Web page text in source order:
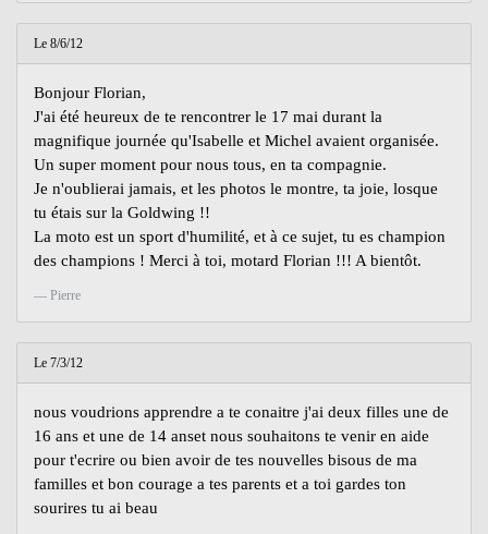
Le 8/6/12
Bonjour Florian,
J'ai été heureux de te rencontrer le 17 mai durant la
magnifique journée qu'Isabelle et Michel avaient organisée.
Un super moment pour nous tous, en ta compagnie.
Je n'oublierai jamais, et les photos le montre, ta joie, losque
tu étais sur la Goldwing !!
La moto est un sport d'humilité, et à ce sujet, tu es champion
des champions ! Merci à toi, motard Florian !!! A bientôt.
Pierre
Le 7/3/12
nous voudrions apprendre a te conaitre j'ai deux filles une de
16 ans et une de 14 anset nous souhaitons te venir en aide
pour t'ecrire ou bien avoir de tes nouvelles bisous de ma
familles et bon courage a tes parents et a toi gardes ton
sourires tu ai beau